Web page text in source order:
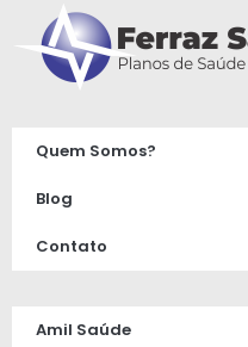
Quem Somos?
Blog
Contato
Amil Saúde